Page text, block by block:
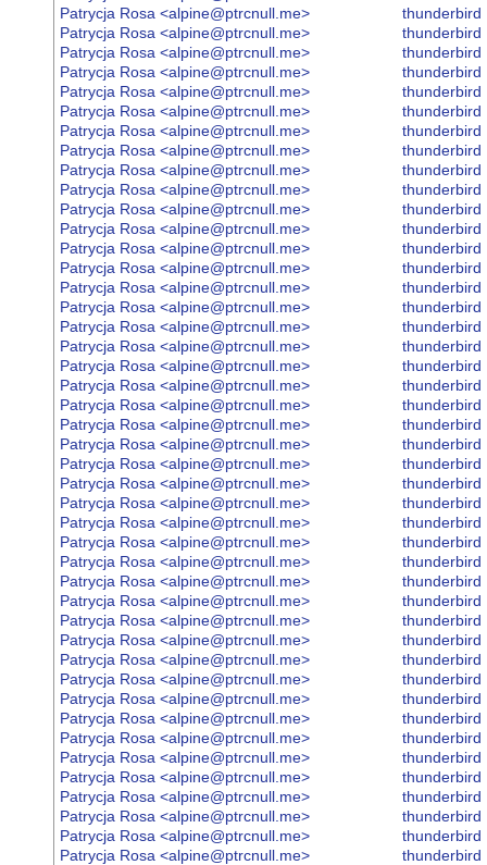
Patrycja Rosa <alpine@ptrcnull.me>
thunderbird
Patrycja Rosa <alpine@ptrcnull.me>
thunderbird
Patrycja Rosa <alpine@ptrcnull.me>
thunderbird
Patrycja Rosa <alpine@ptrcnull.me>
thunderbird
Patrycja Rosa <alpine@ptrcnull.me>
thunderbird
Patrycja Rosa <alpine@ptrcnull.me>
thunderbird
Patrycja Rosa <alpine@ptrcnull.me>
thunderbird
Patrycja Rosa <alpine@ptrcnull.me>
thunderbird
Patrycja Rosa <alpine@ptrcnull.me>
thunderbird
Patrycja Rosa <alpine@ptrcnull.me>
thunderbird
Patrycja Rosa <alpine@ptrcnull.me>
thunderbird
Patrycja Rosa <alpine@ptrcnull.me>
thunderbird
Patrycja Rosa <alpine@ptrcnull.me>
thunderbird
Patrycja Rosa <alpine@ptrcnull.me>
thunderbird
Patrycja Rosa <alpine@ptrcnull.me>
thunderbird
Patrycja Rosa <alpine@ptrcnull.me>
thunderbird
Patrycja Rosa <alpine@ptrcnull.me>
thunderbird
Patrycja Rosa <alpine@ptrcnull.me>
thunderbird
Patrycja Rosa <alpine@ptrcnull.me>
thunderbird
Patrycja Rosa <alpine@ptrcnull.me>
thunderbird
Patrycja Rosa <alpine@ptrcnull.me>
thunderbird
Patrycja Rosa <alpine@ptrcnull.me>
thunderbird
Patrycja Rosa <alpine@ptrcnull.me>
thunderbird
Patrycja Rosa <alpine@ptrcnull.me>
thunderbird
Patrycja Rosa <alpine@ptrcnull.me>
thunderbird
Patrycja Rosa <alpine@ptrcnull.me>
thunderbird
Patrycja Rosa <alpine@ptrcnull.me>
thunderbird
Patrycja Rosa <alpine@ptrcnull.me>
thunderbird
Patrycja Rosa <alpine@ptrcnull.me>
thunderbird
Patrycja Rosa <alpine@ptrcnull.me>
thunderbird
Patrycja Rosa <alpine@ptrcnull.me>
thunderbird
Patrycja Rosa <alpine@ptrcnull.me>
thunderbird
Patrycja Rosa <alpine@ptrcnull.me>
thunderbird
Patrycja Rosa <alpine@ptrcnull.me>
thunderbird
Patrycja Rosa <alpine@ptrcnull.me>
thunderbird
Patrycja Rosa <alpine@ptrcnull.me>
thunderbird
Patrycja Rosa <alpine@ptrcnull.me>
thunderbird
Patrycja Rosa <alpine@ptrcnull.me>
thunderbird
Patrycja Rosa <alpine@ptrcnull.me>
thunderbird
Patrycja Rosa <alpine@ptrcnull.me>
thunderbird
Patrycja Rosa <alpine@ptrcnull.me>
thunderbird
Patrycja Rosa <alpine@ptrcnull.me>
thunderbird
Patrycja Rosa <alpine@ptrcnull.me>
thunderbird
Patrycja Rosa <alpine@ptrcnull.me>
thunderbird